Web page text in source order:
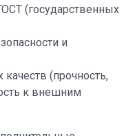
(государственных
и
(прочность,
к внешним